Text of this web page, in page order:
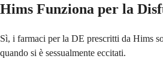
Hims Funziona per la
Sì, i farmaci per la DE prescritti da Hims
quando si è sessualmente eccitati.